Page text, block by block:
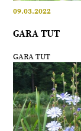
09.03.2022
GARA TUT
GARA TUT